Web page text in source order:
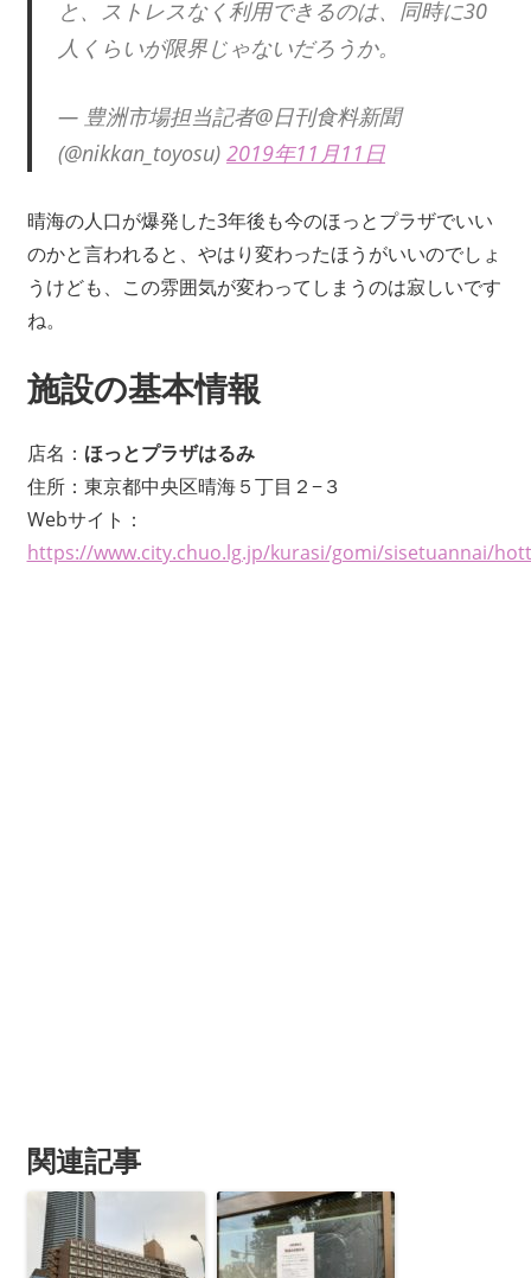
と、ストレスなく利用できるのは、同時に30
人くらいが限界じゃないだろうか。
— 豊洲市場担当記者@日刊食料新聞
(@nikkan_toyosu) 2019年11月11日
晴海の人口が爆発した3年後も今のほっとプラザでいい
のかと言われると、やはり変わったほうがいいのでしょ
うけども、この雰囲気が変わってしまうのは寂しいです
ね。
施設の基本情報
店名： ほっとプラザはるみ
住所：東京都中央区晴海５丁目２−３
Webサイト：
https://www.city.chuo.lg.jp/kurasi/gomi/sisetuannai/
関連記事